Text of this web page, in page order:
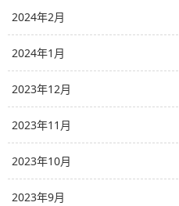
2024年2月
2024年1月
2023年12月
2023年11月
2023年10月
2023年9月